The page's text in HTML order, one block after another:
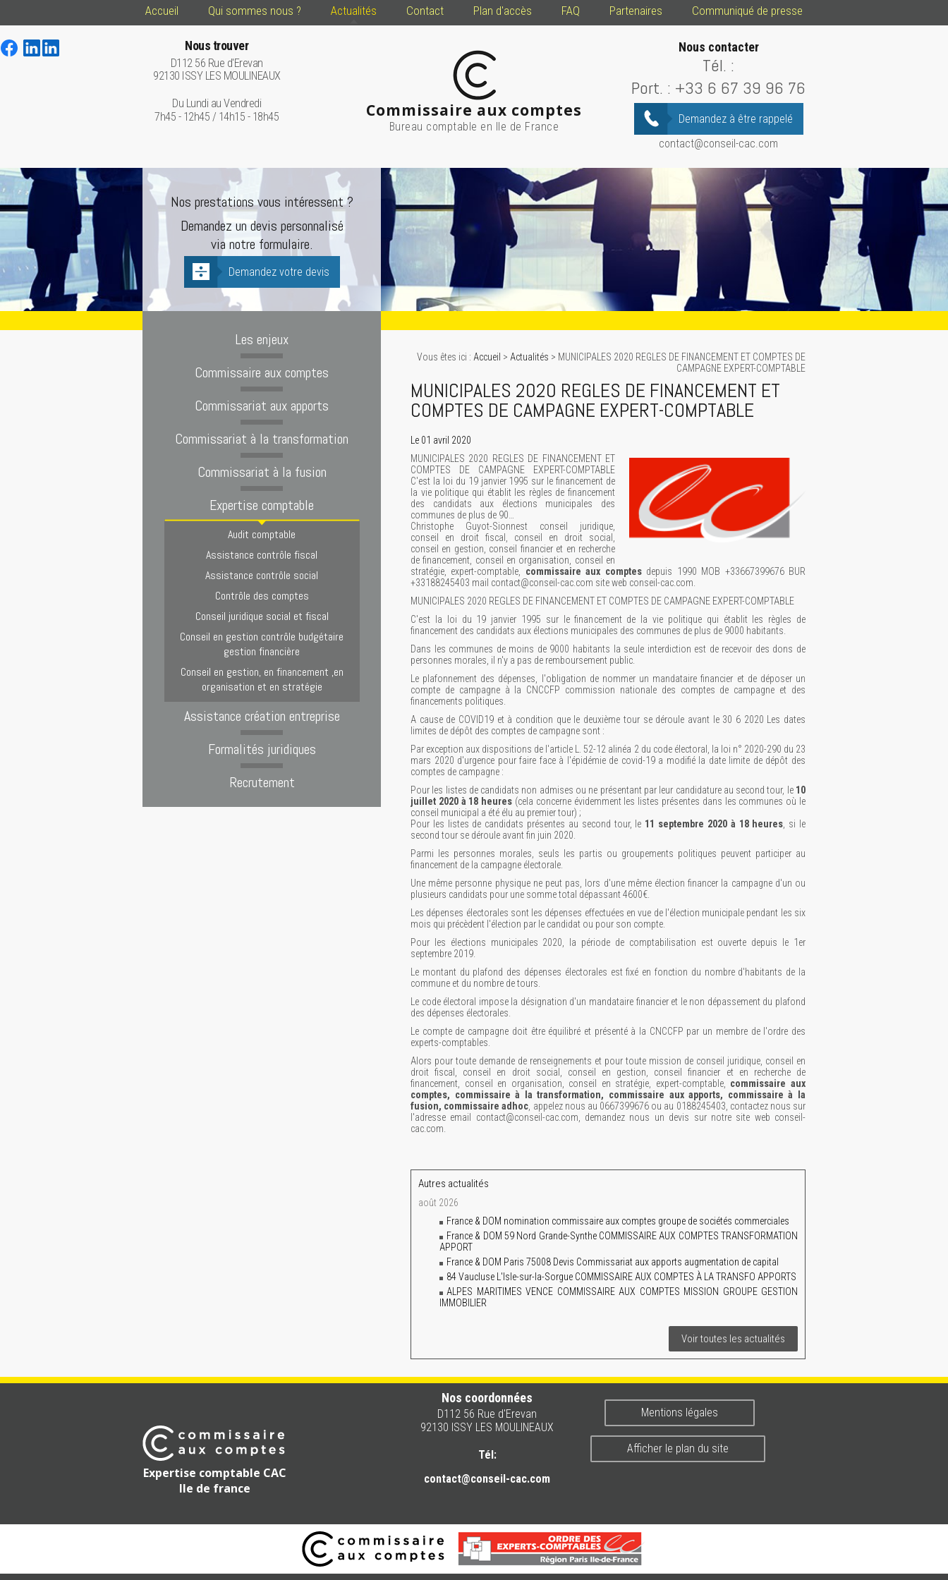
Accueil Qui sommes nous ? Actualités Contact Plan d'accès FAQ Partenaires Communiqué de presse
Commissaire aux comptes
Bureau comptable en Ile de France
Nous trouver
D112 56 Rue d'Erevan
92130 ISSY LES MOULINEAUX
Du Lundi au Vendredi
7h45 - 12h45 / 14h15 - 18h45
Nous contacter
Tél. :
Port. : +33 6 67 39 96 76
Demandez à être rappelé
contact@conseil-cac.com
Nos prestations vous intéressent ?
Demandez un devis personnalisé
via notre formulaire.
Demandez votre devis
Vous êtes ici : Accueil > Actualités > MUNICIPALES 2020 REGLES DE FINANCEMENT ET COMPTES DE
CAMPAGNE EXPERT-COMPTABLE
MUNICIPALES 2020 REGLES DE FINANCEMENT ET
COMPTES DE CAMPAGNE EXPERT-COMPTABLE
Le 01 avril 2020
MUNICIPALES 2020 REGLES DE FINANCEMENT ET
COMPTES DE CAMPAGNE EXPERT-COMPTABLE
C'est la loi du 19 janvier 1995 sur le financement de
la vie politique qui établit les règles de financement
des candidats aux élections municipales des
communes de plus de 90…
Christophe Guyot-Sionnest conseil juridique,
conseil en droit fiscal, conseil en droit social,
conseil en gestion, conseil financier et en recherche
de financement, conseil en organisation, conseil en
stratégie, expert-comptable, commissaire aux comptesdepuis 1990 MOB +33667399676 BUR
+33188245403 mail contact@conseil-cac.com site web conseil-cac.com.
MUNICIPALES 2020 REGLES DE FINANCEMENT ET COMPTES DE CAMPAGNE EXPERT-COMPTABLE
C'est la loi du 19 janvier 1995 sur le financement de la vie politique qui établit les règles de
financement des candidats aux élections municipales des communes de plus de 9000 habitants.
Dans les communes de moins de 9000 habitants la seule interdiction est de recevoir des dons de
personnes morales, il n'y a pas de remboursement public.
Le plafonnement des dépenses, l'obligation de nommer un mandataire financier et de déposer un
compte de campagne à la CNCCFP commission nationale des comptes de campagne et des
financements politiques.
A cause de COVID19 et à condition que le deuxième tour se déroule avant le 30 6 2020 Les dates
limites de dépôt des comptes de campagne sont :
Par exception aux dispositions de l'article L. 52-12 alinéa 2 du code électoral, la loi n° 2020-290 du 23
mars 2020 d'urgence pour faire face à l'épidémie de covid-19 a modifié la date limite de dépôt des
comptes de campagne :
Pour les listes de candidats non admises ou ne présentant par leur candidature au second tour, le 10
juillet 2020 à 18 heures (cela concerne évidemment les listes présentes dans les communes où le
conseil municipal a été élu au premier tour) ;
Pour les listes de candidats présentes au second tour, le 11 septembre 2020 à 18 heures , si le
second tour se déroule avant fin juin 2020.
Parmi les personnes morales, seuls les partis ou groupements politiques peuvent participer au
financement de la campagne électorale.
Une même personne physique ne peut pas, lors d'une même élection financer la campagne d'un ou
plusieurs candidats pour une somme total dépassant 4600€.
Les dépenses électorales sont les dépenses effectuées en vue de l'élection municipale pendant les six
mois qui précèdent l'élection par le candidat ou pour son compte.
Pour les élections municipales 2020, la période de comptabilisation est ouverte depuis le 1er
septembre 2019.
Le montant du plafond des dépenses électorales est fixé en fonction du nombre d'habitants de la
commune et du nombre de tours.
Le code électoral impose la désignation d'un mandataire financier et le non dépassement du plafond
des dépenses électorales.
Le compte de campagne doit être équilibré et présenté à la CNCCFP par un membre de l'ordre des
experts-comptables.
Alors pour toute demande de renseignements et pour toute mission de conseil juridique, conseil en
droit fiscal, conseil en droit social, conseil en gestion, conseil financier et en recherche de
financement, conseil en organisation, conseil en stratégie, expert-comptable, commissaire aux
comptes, commissaire à la transformation, commissaire aux apports, commissaire à la
fusion, commissaire adhoc , appelez nous au 0667399676 ou au 0188245403, contactez nous sur
l'adresse email contact@conseil-cac.com, demandez nous un devis sur notre site web conseil-
cac.com.
Autres actualités
août 2026
France & DOM nomination commissaire aux comptes groupe de sociétés commerciales
France & DOM 59 Nord Grande-Synthe COMMISSAIRE AUX COMPTES TRANSFORMATION
APPORT
France & DOM Paris 75008 Devis Commissariat aux apports augmentation de capital
84 Vaucluse L'Isle-sur-la-Sorgue COMMISSAIRE AUX COMPTES À LA TRANSFO APPORTS
ALPES MARITIMES VENCE COMMISSAIRE AUX COMPTES MISSION GROUPE GESTION
IMMOBILIER
Voir toutes les actualités
Les enjeux
Commissaire aux comptes
Commissariat aux apports
Commissariat à la transformation
Commissariat à la fusion
Expertise comptable
Audit comptable
Assistance contrôle fiscal
Assistance contrôle social
Contrôle des comptes
Conseil juridique social et fiscal
Conseil en gestion contrôle budgétaire
gestion financière
Conseil en gestion, en financement ,en
organisation et en stratégie
Assistance création entreprise
Formalités juridiques
Recrutement
Expertise comptable CAC
Ile de france
Nos coordonnées
D112 56 Rue d'Erevan
92130 ISSY LES MOULINEAUX
Tél:
contact@conseil-cac.com
Mentions légales
Afficher le plan du site